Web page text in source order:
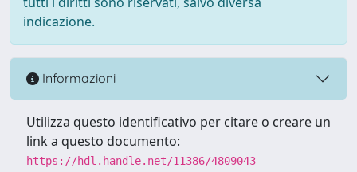
indicazione.
Informazioni
Utilizza questo identificativo per citare o creare un
link a questo documento:
https://hdl.handle.net/11386/4809043